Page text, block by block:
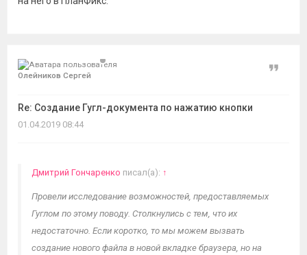
Олейников Сергей
Re: Создание Гугл-документа по нажатию кнопки
Цитата
01.04.2019 08:44
Дмитрий Гончаренко писал(а): ↑
Провели исследование возможностей, предоставляемых
Гуглом по этому поводу. Столкнулись с тем, что их
недостаточно. Если коротко, то мы можем вызвать
создание нового файла в новой вкладке браузера, но на